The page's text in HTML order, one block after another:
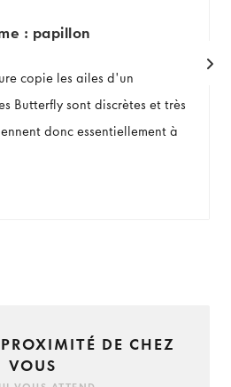
: papillon
copie les ailes d'un
Butterfly sont discrètes et très
donc essentiellement à
DE CHEZ
VOUS